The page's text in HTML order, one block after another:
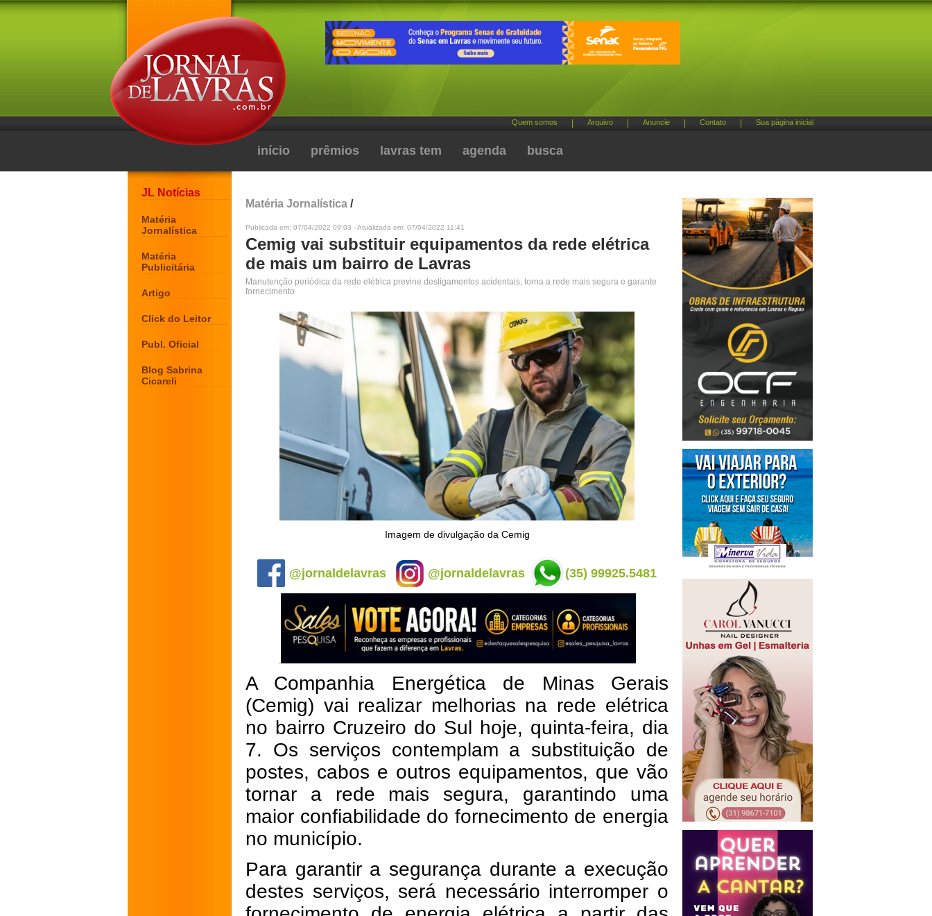
Quem somos Arquivo Anuncie Contato Sua página inicial
início prêmios lavras tem agenda busca
JL Notícias
Matéria
Jornalística
Matéria
Publicitária
Artigo
Click do Leitor
Publ. Oficial
Blog Sabrina
Cicareli
Matéria Jornalística /
Publicada em: 07/04/2022 09:03 - Atualizada em: 07/04/2022 11:41
Cemig vai substituir equipamentos da rede elétrica
de mais um bairro de Lavras
Manutenção periódica da rede elétrica previne desligamentos acidentais, torna a rede mais segura e garante
fornecimento
Imagem de divulgação da Cemig
@jornaldelavras @jornaldelavras (35) 99925.5481
A Companhia Energética de Minas Gerais
(Cemig) vai realizar melhorias na rede elétrica
no bairro Cruzeiro do Sul hoje, quinta-feira, dia
7. Os serviços contemplam a substituição de
postes, cabos e outros equipamentos, que vão
tornar a rede mais segura, garantindo uma
maior confiabilidade do fornecimento de energia
no município.
Para garantir a segurança durante a execução
destes serviços, será necessário interromper o